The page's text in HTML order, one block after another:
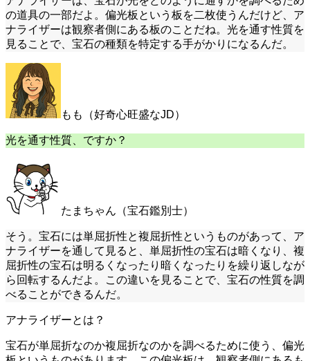
の道具の一部だよ。偏光板という板を二枚使うんだけど、ア
ナライザーは観察者側にある板のことだね。光を通す性質を
見ることで、宝石の種類を特定する手がかりになるんだ。
もも（好奇心旺盛なJD）
光を通す性質、ですか？
たまちゃん（宝石鑑別士）
そう。宝石には単屈折性と複屈折性というものがあって、ア
ナライザーを通して見ると、単屈折性の宝石は暗くなり、複
屈折性の宝石は明るくなったり暗くなったりを繰り返しなが
ら回転するんだよ。この違いを見ることで、宝石の性質を調
べることができるんだ。
アナライザーとは？
宝石が単屈折なのか複屈折なのかを調べるために使う、偏光